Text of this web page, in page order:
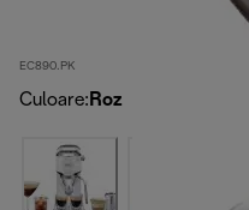
EC890.PK
Culoare: Roz